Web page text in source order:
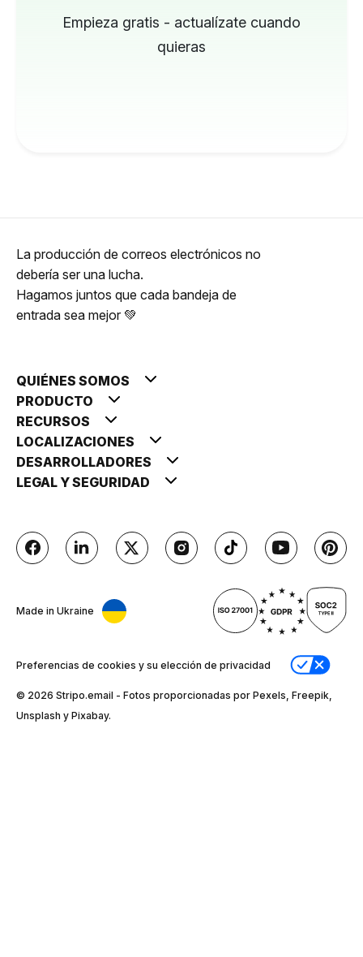
Empieza gratis - actualízate cuando
quieras
La producción de correos electrónicos no
debería ser una lucha.
Hagamos juntos que cada bandeja de
entrada sea mejor 💚
QUIÉNES SOMOS
PRODUCTO
RECURSOS
LOCALIZACIONES
DESARROLLADORES
LEGAL Y SEGURIDAD
Made in Ukraine
Preferencias de cookies y su elección de privacidad
© 2026 Stripо.email - Fotos proporcionadas por Pexels, Freepik,
Unsplash y Pixabay.